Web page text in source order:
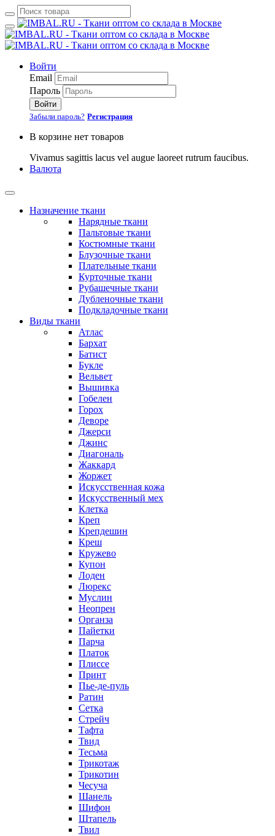
Войти
Email
Пароль
Войти
Забыли пароль? Регистрация
В корзине нет товаров
Vivamus sagittis lacus vel augue laoreet rutrum faucibus.
Валюта
Назначение ткани
Нарядные ткани
Пальтовые ткани
Костюмные ткани
Блузочные ткани
Плательные ткани
Курточные ткани
Рубашечные ткани
Дубленочные ткани
Подкладочные ткани
Виды ткани
Атлас
Бархат
Батист
Букле
Вельвет
Вышивка
Гобелен
Горох
Деворе
Джерси
Джинс
Диагональ
Жаккард
Жоржет
Искусственная кожа
Искусственный мех
Клетка
Креп
Крепдешин
Креш
Кружево
Купон
Лоден
Люрекс
Муслин
Неопрен
Органза
Пайетки
Парча
Платок
Плиссе
Принт
Пье-де-пуль
Ратин
Сетка
Стрейч
Тафта
Твид
Тесьма
Трикотаж
Трикотин
Чесуча
Шанель
Шифон
Штапель
Твил